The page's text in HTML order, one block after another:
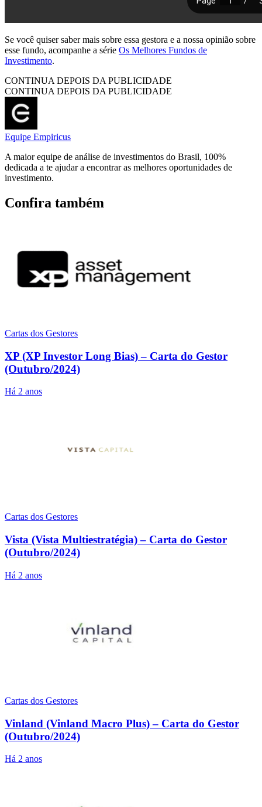
Se você quiser saber mais sobre essa gestora e a nossa opinião sobre
esse fundo, acompanhe a série Os Melhores Fundos de
Investimento.
CONTINUA DEPOIS DA PUBLICIDADE
CONTINUA DEPOIS DA PUBLICIDADE
Equipe Empiricus
A maior equipe de análise de investimentos do Brasil, 100%
dedicada a te ajudar a encontrar as melhores oportunidades de
investimento.
Confira também
Cartas dos Gestores
XP (XP Investor Long Bias) – Carta do Gestor
(Outubro/2024)
Há 2 anos
Cartas dos Gestores
Vista (Vista Multiestratégia) – Carta do Gestor
(Outubro/2024)
Há 2 anos
Cartas dos Gestores
Vinland (Vinland Macro Plus) – Carta do Gestor
(Outubro/2024)
Há 2 anos